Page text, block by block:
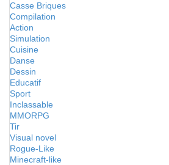
Casse Briques
Compilation
Action
Simulation
Cuisine
Danse
Dessin
Educatif
Sport
Inclassable
MMORPG
Tir
Visual novel
Rogue-Like
Minecraft-like